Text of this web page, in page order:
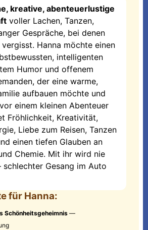
kreative, abenteuerlustige
voller Lachen, Tanzen,
Gespräche, bei denen
Hanna möchte einen
intelligenten
Humor und offenem
der eine warme,
aufbauen möchte und
einem kleinen Abenteuer
Fröhlichkeit, Kreativität,
Liebe zum Reisen, Tanzen
einen tiefen Glauben an
Chemie. Mit ihr wird nie
Gesang im Auto
für Hanna:
Schönheitsgeheimnis —